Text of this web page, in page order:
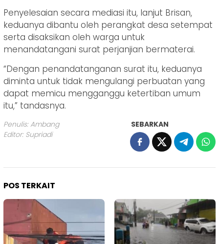
Penyelesaian secara mediasi itu, lanjut Brisan,
keduanya dibantu oleh perangkat desa setempat
serta disaksikan oleh warga untuk
menandatangani surat perjanjian bermaterai.
“Dengan penandatanganan surat itu, keduanya
diminta untuk tidak mengulangi perbuatan yang
dapat memicu mengganggu ketertiban umum
itu,” tandasnya.
Penulis: Ambang
Editor: Supriadi
SEBARKAN
POS TERKAIT